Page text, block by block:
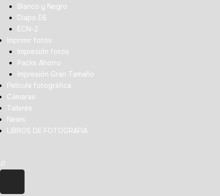
Blanco y Negro
Diapo E6
ECN-2
Imprimir fotos
Impresión fotos
Packs Ahorro
Impresión Gran Tamaño
Película fotográfica
Cámaras
Talleres
News
LIBROS DE FOTOGRAFIA
0